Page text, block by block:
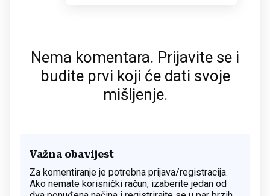
Nema komentara. Prijavite se i
budite prvi koji će dati svoje
mišljenje.
Važna obavijest
Za komentiranje je potrebna prijava/registracija.
Ako nemate korisnički račun, izaberite jedan od